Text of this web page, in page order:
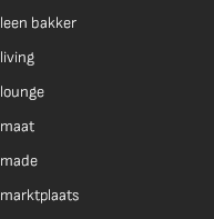
leen bakker
living
lounge
maat
made
marktplaats